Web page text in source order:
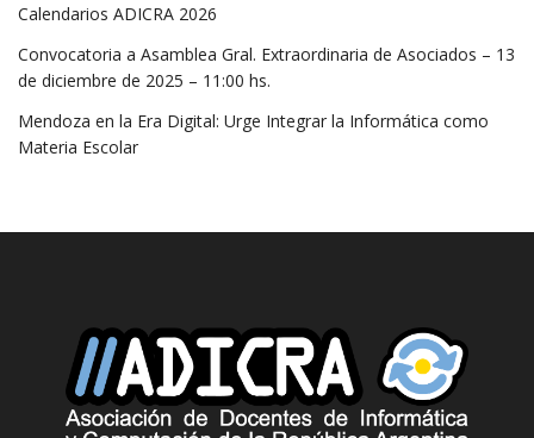
Calendarios ADICRA 2026
Convocatoria a Asamblea Gral. Extraordinaria de Asociados – 13
de diciembre de 2025 – 11:00 hs.
Mendoza en la Era Digital: Urge Integrar la Informática como
Materia Escolar